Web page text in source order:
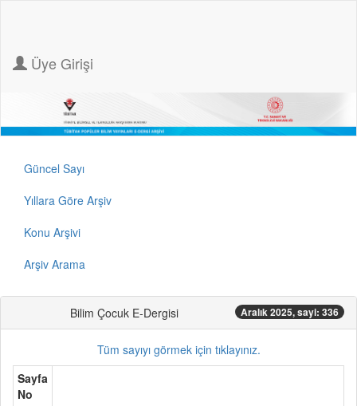
Üye Girişi
Güncel Sayı
Yıllara Göre Arşiv
Konu Arşivi
Arşiv Arama
Bilim Çocuk E-Dergisi Aralık 2025, sayi: 336
Tüm sayıyı görmek için tıklayınız.
Sayfa
No